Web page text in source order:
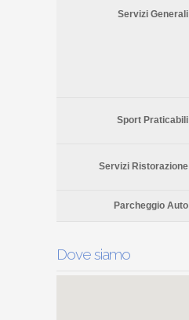
Servizi Generali
Sport Praticabili
Servizi Ristorazione
Parcheggio Auto
Dove siamo